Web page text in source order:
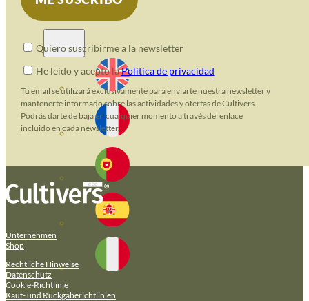
Quiero suscribirme a la newsletter
He leido y acepto laPolítica de privacidad
Tu email se utilizará exclusivamente para enviarte nuestra newsletter y
mantenerte informado sobre las actividades y ofertas de Cultivers.
Podrás darte de baja en cualquier momento a través del enlace
incluido en cada newsletter.
Unternehmen
Shop
Rechtliche Hinweise
Datenschutz
Cookie-Richtlinie
Kauf- und Rückgaberichtlinien